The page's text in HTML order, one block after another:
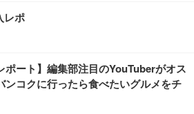
レポ
ポート】編集部注目のYouTuberがオス
ンコクに行ったら食べたいグルメをチ